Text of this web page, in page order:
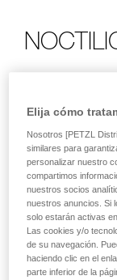
Estuche
modo lámpara
El NOCTILIGHT
para las
colocada en el
diversas
en una tienda,
¿Buscas la
ACCEDER A LA
Elija cómo
Nosotros [PETZL
similares para
personalizar nuestro
compartimos
nuestros socios
nuestros anuncios. Si
solo estarán activas
Las cookies y/o
de su navegación.
haciendo clic en el
parte inferior de la